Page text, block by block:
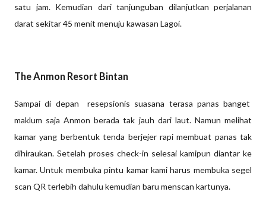
satu jam. Kemudian dari tanjunguban dilanjutkan perjalanan
darat sekitar 45 menit menuju kawasan Lagoi.
The Anmon Resort Bintan
Sampai di depan resepsionis suasana terasa panas banget
maklum saja Anmon berada tak jauh dari laut. Namun melihat
kamar yang berbentuk tenda berjejer rapi membuat panas tak
dihiraukan. Setelah proses check-in selesai kamipun diantar ke
kamar. Untuk membuka pintu kamar kami harus membuka segel
scan QR terlebih dahulu kemudian baru menscan kartunya.